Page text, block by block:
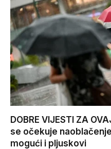
DOBRE VIJESTI ZA
se očekuje
mogući i pljuskovi